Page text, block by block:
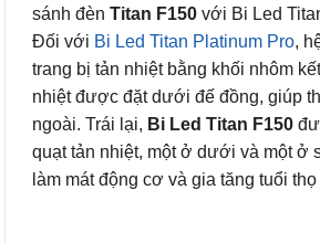
sánh đèn Titan F150 với Bi Led
Đối với Bi Led Titan Platinum Pro,
trang bị tản nhiệt bằng khối nhôm
nhiệt được đặt dưới đế đồng, giúp
ngoài. Trái lại, Bi Led Titan F150
quạt tản nhiệt, một ở dưới và một ở
làm mát động cơ và gia tăng tuổi